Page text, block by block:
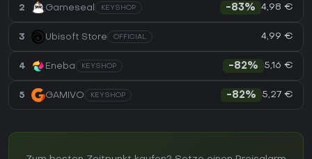
2 Gameseal KEYSHOP -83% 4,98 €
3 Ubisoft Store OFFICIAL 4,99 €
4 Eneba KEYSHOP -82% 5,16 €
5 GAMIVO KEYSHOP -82% 5,27 €